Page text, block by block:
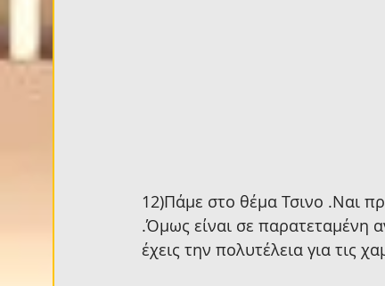
12)Πάμε στο θέμα Τσινο .Ναι
.Όμως είναι σε παρατεταμένη
έχεις την πολυτέλεια για τις